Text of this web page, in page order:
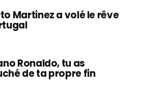
Martinez a volé le rêve
Ronaldo, tu as
de ta propre fin